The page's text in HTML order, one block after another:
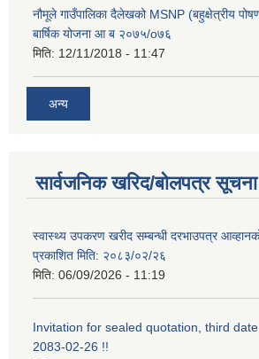
नौमूले गाउँपालिका दैलेखको MSNP (बहुक्षेत्रीय
बार्षिक योजना आ ब २०७५/o७६
मिति: 12/11/2018 - 11:47
अन्य
सार्वजनिक खरिद/बोलपत्र सूचना
स्वास्थ्य उपकरण खरीद सम्बन्धी दरभाउपत्र
प्रकाशित मिति: २०८३/०२/२६
मिति: 06/09/2026 - 11:19
Invitation for sealed quotation, third
2083-02-26 !!